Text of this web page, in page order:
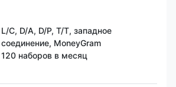
L/C, D/A, D/P, T/T, западное
соединение, MoneyGram
120 наборов в месяц